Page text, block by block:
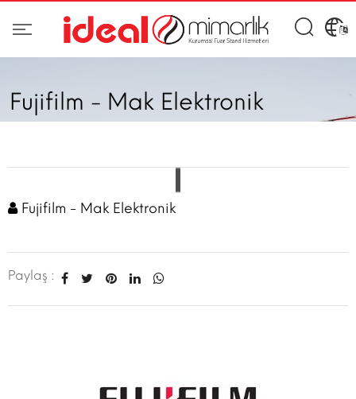
Fujifilm - Mak Elektronik
Fujifilm - Mak Elektronik
Paylaş :